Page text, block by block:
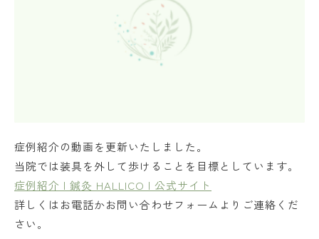
症例紹介の動画を更新いたしました。
当院では装具を外して歩けることを目標としています。
症例紹介 | 鍼灸 HALLICO | 公式サイト
詳しくはお電話かお問い合わせフォームよりご連絡くだ
さい。